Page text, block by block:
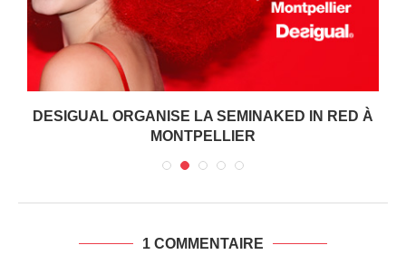
DESIGUAL ORGANISE LA SEMINAKED IN RED À
MONTPELLIER
1 COMMENTAIRE